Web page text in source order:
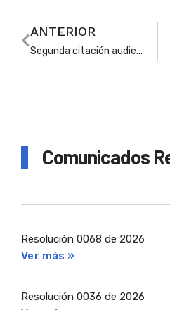
ANTERIOR
Segunda citación audiencia para proveer vacantes definitivas producto del proceso de selección realizado por la comisión nacional del servicio civil – CNSC
Comunicados
Resolución 0068 de 2026
Ver más »
Resolución 0036 de 2026